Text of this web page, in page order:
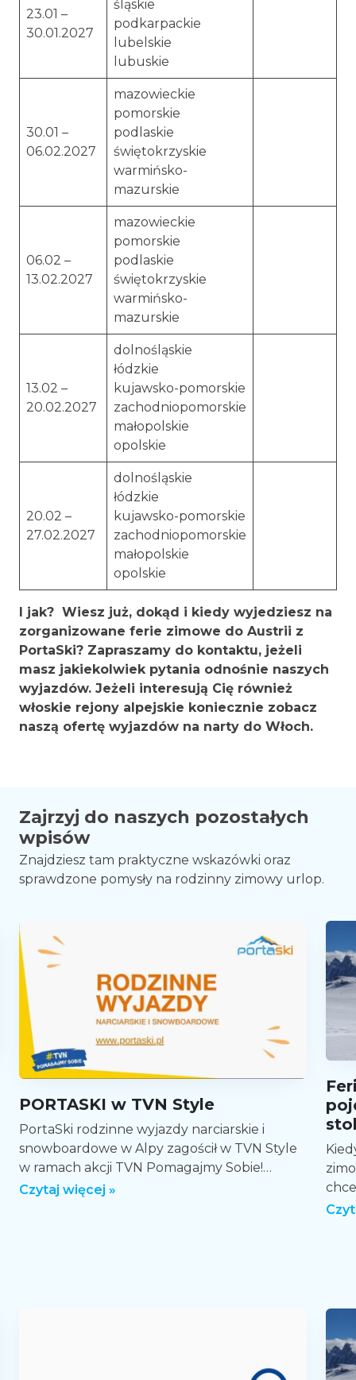
23.01 –
30.01.2027
śląskie
podkarpackie
lubelskie
lubuskie
30.01 –
06.02.2027
mazowieckie
pomorskie
podlaskie
świętokrzyskie
warmińsko-
mazurskie
06.02 –
13.02.2027
mazowieckie
pomorskie
podlaskie
świętokrzyskie
warmińsko-
mazurskie
13.02 –
20.02.2027
dolnośląskie
łódzkie
kujawsko-pomorskie
zachodniopomorskie
małopolskie
opolskie
20.02 –
27.02.2027
dolnośląskie
łódzkie
kujawsko-pomorskie
zachodniopomorskie
małopolskie
opolskie
I jak? Wiesz już, dokąd i kiedy wyjedziesz na
zorganizowane ferie zimowe do Austrii z
PortaSki? Zapraszamy do kontaktu, jeżeli
masz jakiekolwiek pytania odnośnie naszych
wyjazdów. Jeżeli interesują Cię również
włoskie rejony alpejskie koniecznie zobacz
naszą ofertę wyjazdów na narty do Włoch.
Zajrzyj do naszych pozostałych
wpisów
Znajdziesz tam praktyczne wskazówki oraz
sprawdzone pomysły na rodzinny zimowy urlop.
PORTASKI w TVN Style
PortaSki rodzinne wyjazdy narciarskie i
snowboardowe w Alpy zagościł w TVN Style
w ramach akcji TVN Pomagajmy Sobie!
Zapraszamy do obejrzenia spotu oraz do
Czytaj więcej »